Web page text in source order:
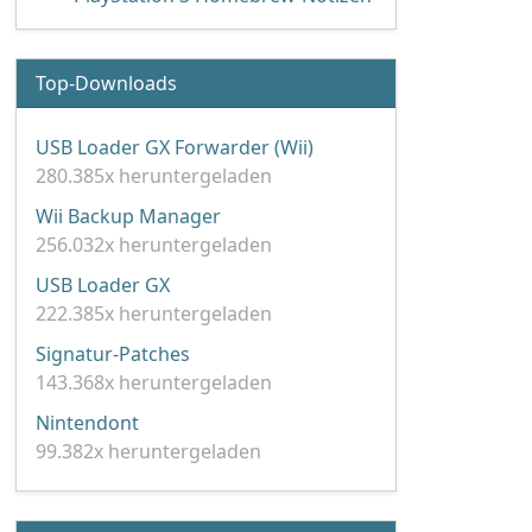
Top-Downloads
USB Loader GX Forwarder (Wii)
280.385x heruntergeladen
Wii Backup Manager
256.032x heruntergeladen
USB Loader GX
222.385x heruntergeladen
Signatur-Patches
143.368x heruntergeladen
Nintendont
99.382x heruntergeladen